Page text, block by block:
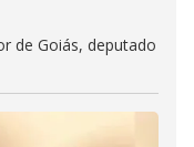
de Goiás, deputado